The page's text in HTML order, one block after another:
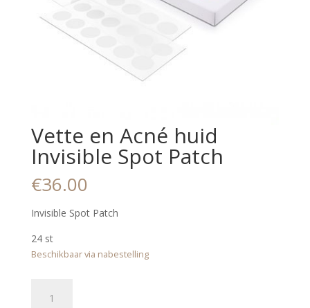
Vette en Acné huid
Invisible Spot Patch
€36.00
Invisible Spot Patch
24 st
Beschikbaar via nabestelling